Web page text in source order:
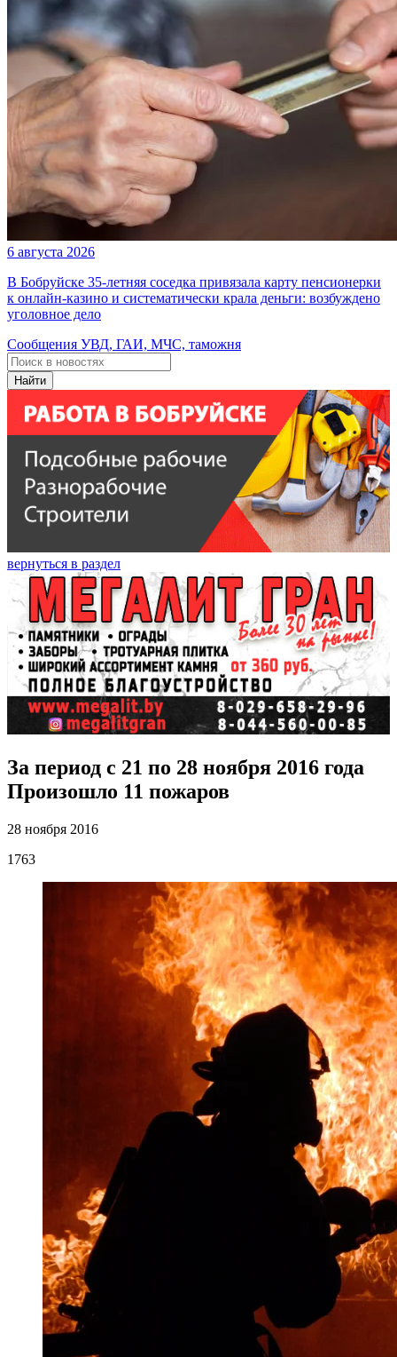
6 августа 2026
В Бобруйске 35-летняя соседка привязала карту пенсионерки
к онлайн-казино и систематически крала деньги: возбуждено
уголовное дело
Сообщения УВД, ГАИ, МЧС, таможня
Найти
вернуться в раздел
За период с 21 по 28 ноября 2016 года
Произошло 11 пожаров
28 ноября 2016
1763